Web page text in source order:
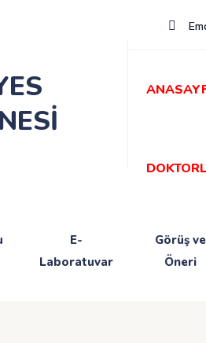
E-
Laboratuvar
Görüş ve
Öneri